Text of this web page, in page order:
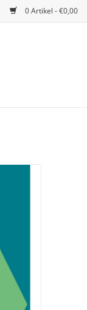
0 Artikel - €0,00